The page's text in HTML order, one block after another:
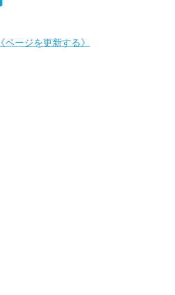
《ページを更新する》